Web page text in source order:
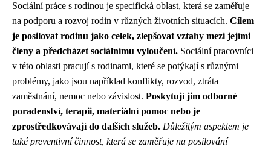
Sociální práce s rodinou je specifická oblast, která se zaměřuje
na podporu a rozvoj rodin v různých životních situacích. Cílem
je posilovat rodinu jako celek, zlepšovat vztahy mezi jejími
členy a předcházet sociálnímu vyloučení. Sociální pracovníci
v této oblasti pracují s rodinami, které se potýkají s různými
problémy, jako jsou například konflikty, rozvod, ztráta
zaměstnání, nemoc nebo závislost. Poskytují jim odborné
poradenství, terapii, materiální pomoc nebo je
zprostředkovávají do dalších služeb. Důležitým aspektem je
také preventivní činnost, která se zaměřuje na posilování